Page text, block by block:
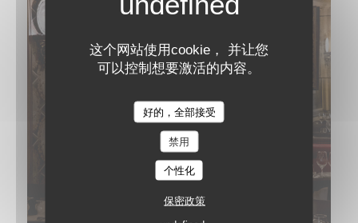
这个网站使用cookie， 并让您
可以控制想要激活的内容。
好的，全部接受
禁用
个性化
保密政策